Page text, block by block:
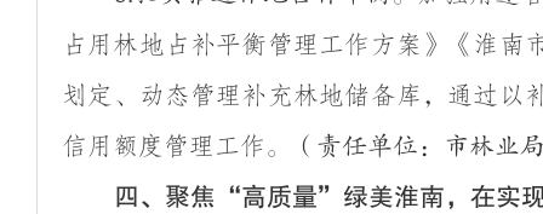
占用林地占补平衡管理工作方案》《淮
划定、动态管理补充林地储备库，通过以
信用额度管理工作。
（责任单位：市林业
四、聚焦 “高质量” 绿美淮南，在实